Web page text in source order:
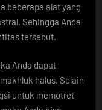
beberapa alat yang
Sehingga Anda
tersebut.
Anda dapat
halus. Selain
untuk memotret